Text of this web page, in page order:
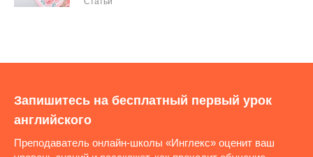
Запишитесь на бесплатный первый урок
английского
Преподаватель онлайн-школы «Инглекс» оценит ваш